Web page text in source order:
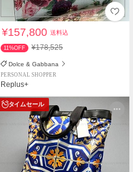
¥157,800送料込
11%OFF ¥178,525
Dolce & Gabbana
PERSONAL SHOPPER
Replus+
タイムセール